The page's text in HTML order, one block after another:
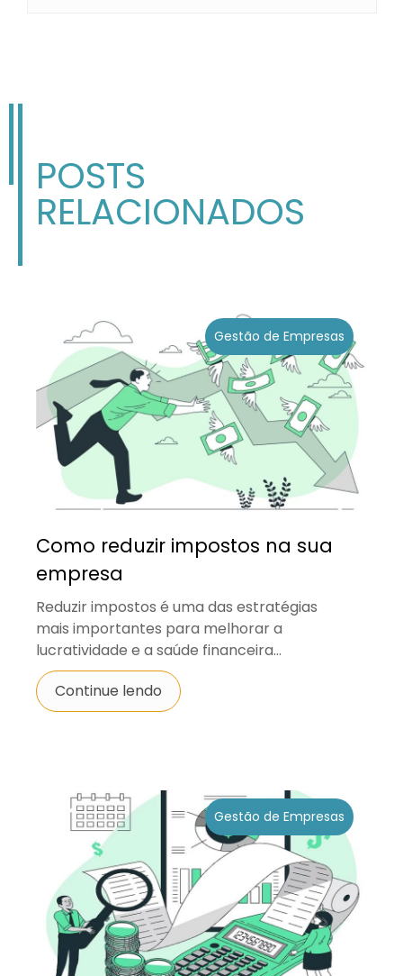
POSTS
RELACIONADOS
Gestão de Empresas
Como reduzir impostos na sua
empresa
Reduzir impostos é uma das estratégias
mais importantes para melhorar a
lucratividade e a saúde financeira...
Continue lendo
Gestão de Empresas